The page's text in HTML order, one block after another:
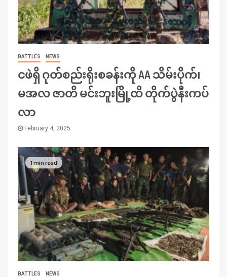
BATTLES NEWS
ငဖဲရှိ ဂုတ်စည်းရိုးစခန်းကို AA သိမ်းပိုက်၊
မအလ ဇာတိ မင်းဘူးမြို့ထိ တိုက်ပွဲနီးကပ်
လာ
February 4, 2025
1 min read
BATTLES NEWS